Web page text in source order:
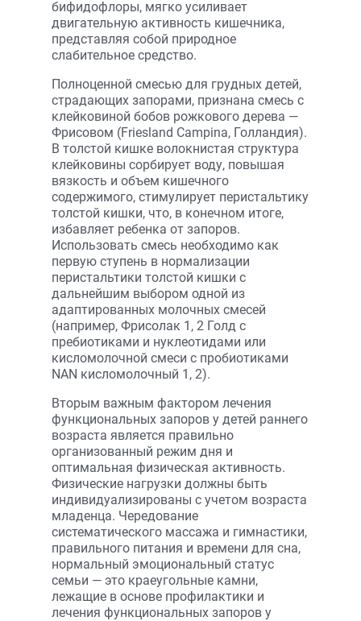
бифидофлоры, мягко усиливает
двигательную активность кишечника,
представляя собой природное
слабительное средство.
Полноценной смесью для грудных детей,
страдающих запорами, признана смесь с
клейковиной бобов рожкового дерева —
Фрисовом (Friesland Campina, Голландия).
В толстой кишке волокнистая структура
клейковины сорбирует воду, повышая
вязкость и объем кишечного
содержимого, стимулирует перистальтику
толстой кишки, что, в конечном итоге,
избавляет ребенка от запоров.
Использовать смесь необходимо как
первую ступень в нормализации
перистальтики толстой кишки с
дальнейшим выбором одной из
адаптированных молочных смесей
(например, Фрисолак 1, 2 Голд с
пребиотиками и нуклеотидами или
кисломолочной смеси с пробиотиками
NAN кисломолочный 1, 2).
Вторым важным фактором лечения
функциональных запоров у детей раннего
возраста является правильно
организованный режим дня и
оптимальная физическая активность.
Физические нагрузки должны быть
индивидуализированы с учетом возраста
младенца. Чередование
систематического массажа и гимнастики,
правильного питания и времени для сна,
нормальный эмоциональный статус
семьи — это краеугольные камни,
лежащие в основе профилактики и
лечения функциональных запоров у